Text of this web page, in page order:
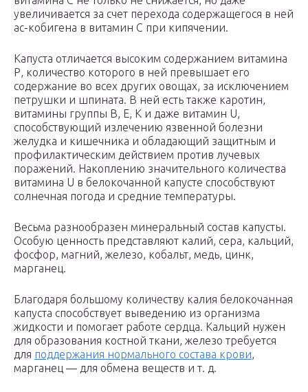
увеличивается за счет перехода содержащегося в ней
ас-кобигена в витамин С при кипячении.
Капуста отличается высоким содержанием витамина
Р, количество которого в ней превышает его
содержание во всех других овощах, за исключением
петрушки и шпината. В ней есть также каротин,
витамины группы В, Е, К и даже витамин U,
способствующий излечению язвенной болезни
желудка и кишечника и обладающий защитным и
профилактическим действием против лучевых
поражений. Накоплению значительного количества
витамина U в белокочанной капусте способствуют
солнечная погода и средние температуры.
Весьма разнообразен минеральный состав капусты.
Особую ценность представляют калий, сера, кальций,
фосфор, магний, железо, кобальт, медь, цинк,
марганец.
Благодаря большому количеству калия белокочанная
капуста способствует выведению из организма
жидкости и помогает работе сердца. Кальций нужен
для образования костной ткани, железо требуется
для поддержания нормального состава крови,
марганец — для обмена веществ и т. д.